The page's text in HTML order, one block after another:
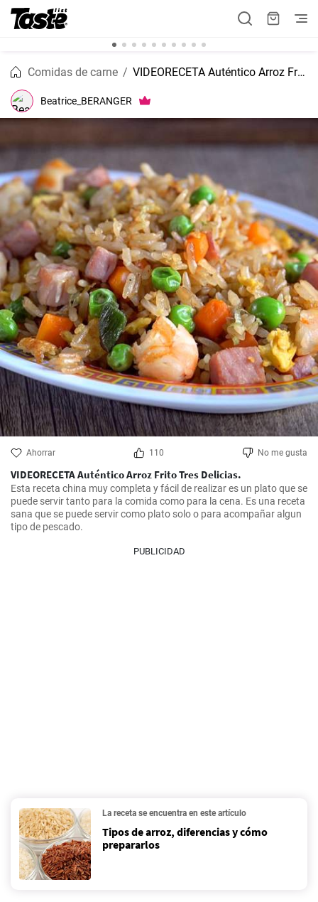
Comidas de carne VIDEORECETA Auténtico Arroz Frito Tres Delicias.
Beatrice_BERANGER
Ahorrar 110 No me gusta
VIDEORECETA Auténtico Arroz Frito Tres Delicias.
Esta receta china muy completa y fácil de realizar es un plato que se
puede servir tanto para la comida como para la cena. Es una receta
sana que se puede servir como plato solo o para acompañar algun
tipo de pescado.
PUBLICIDAD
La receta se encuentra en este artículo
Tipos de arroz, diferencias y cómo
prepararlos